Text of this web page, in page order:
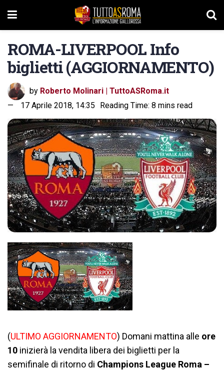
ROMA-LIVERPOOL Info
biglietti (AGGIORNAMENTO)
by Roberto Molinari | TuttoASRoma.it
17 Aprile 2018, 14:35
Reading Time: 8 mins read
(ULTIMO AGGIORNAMENTO) Domani mattina alle ore
10 inizierà la vendita libera dei biglietti per la
semifinale di ritorno di Champions League Roma –